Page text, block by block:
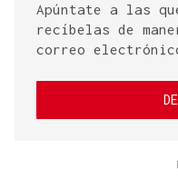
Apúntate a las
recíbelas de
correo